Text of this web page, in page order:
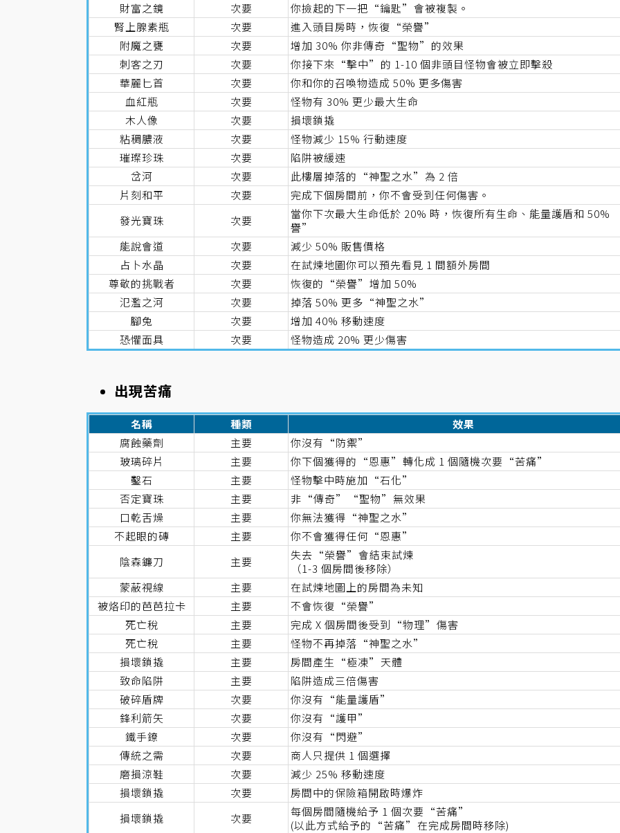
財富之鏡
次要
你撿起的下一把“鑰匙”會被複製。
腎上腺素瓶
次要
進入頭目房時，恢復“榮譽”
附魔之甕
次要
增加 30% 你非傳奇“聖物”的效果
刺客之刃
次要
你接下來“擊中”的 1-10 個非頭目怪物會被立即擊殺
華麗匕首
次要
你和你的召喚物造成 50% 更多傷害
血紅瓶
次要
怪物有 30% 更少最大生命
木人像
次要
損壞鎖撬
粘稠膿液
次要
怪物減少 15% 行動速度
璀璨珍珠
次要
陷阱被緩速
岔河
次要
此樓層掉落的“神聖之水”為 2 倍
片刻和平
次要
完成下個房間前，你不會受到任何傷害。
發光寶珠
次要
當你下次最大生命低於 20% 時，恢復所有生命、能量護盾和 50%
譽”
能說會道
次要
減少 50% 販售價格
占卜水晶
次要
在試煉地圖你可以預先看見 1 間額外房間
尊敬的挑戰者
次要
恢復的“榮譽”增加 50%
氾濫之河
次要
掉落 50% 更多“神聖之水”
腳兔
次要
增加 40% 移動速度
恐懼面具
次要 怪物造成 20% 更少傷害
出現苦痛
名稱 種類
效果
腐蝕藥劑
主要
你沒有“防禦”
玻璃碎片
主要
你下個獲得的“恩惠”轉化成 1 個隨機次要“苦痛”
鑿石
主要
怪物擊中時施加“石化”
否定寶珠
主要
非“傳奇”“聖物”無效果
口乾舌燥
主要
你無法獲得“神聖之水”
不起眼的磚
主要
你不會獲得任何“恩惠”
陰森鐮刀
主要
失去“榮譽”會結束試煉
（1-3 個房間後移除）
蒙蔽視線
主要
在試煉地圖上的房間為未知
被烙印的芭芭拉卡
主要
不會恢復“榮譽”
死亡稅
主要
完成 X 個房間後受到“物理”傷害
死亡稅
主要
怪物不再掉落“神聖之水”
損壞鎖撬
主要
房間產生“極凍”天體
致命陷阱
主要
陷阱造成三倍傷害
破碎盾牌
次要
你沒有“能量護盾”
鋒利箭矢
次要
你沒有“護甲”
鐵手鐐
次要
你沒有“閃避”
傳統之需
次要
商人只提供 1 個選擇
磨損涼鞋
次要
減少 25% 移動速度
損壞鎖撬
次要
房間中的保險箱開啟時爆炸
損壞鎖撬
次要
每個房間隨機給予 1 個次要“苦痛”
(以此方式給予的“苦痛”在完成房間時移除)